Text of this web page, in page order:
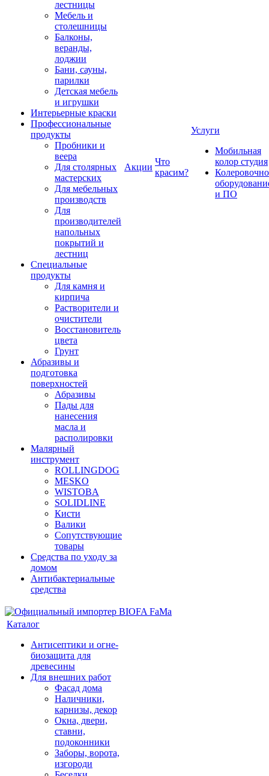
лестницы
Мебель и
столешницы
Балконы,
веранды,
лоджии
Бани, сауны,
парилки
Детская мебель
и игрушки
Интерьерные краски
Профессиональные
продукты
Пробники и
веера
Для столярных
мастерских
Для мебельных
производств
Для
производителей
напольных
покрытий и
лестниц
Специальные
продукты
Для камня и
кирпича
Растворители и
очистители
Восстановитель
цвета
Грунт
Абразивы и
подготовка
поверхностей
Абразивы
Пады для
нанесения
масла и
располировки
Малярный
инструмент
ROLLINGDOG
MESKO
WISTOBA
SOLIDLINE
Кисти
Валики
Сопутствующие
товары
Средства по уходу за
домом
Антибактериальные
средства
Акции
Что
красим?
Услуги
Мобильная
колор студия
и ПО
Каталог
Антисептики и огне-
биозащита для
древесины
Для внешних работ
Фасад дома
Наличники,
карнизы, декор
Окна, двери,
ставни,
подоконники
Заборы, ворота,
изгороди